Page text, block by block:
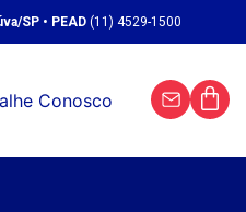
SP • PEAD (11) 4529-1500
Conosco